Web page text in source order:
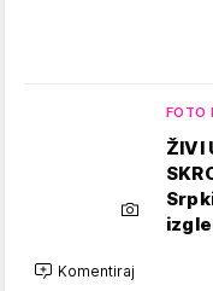
FOTO
ŽIVI
Komentiraj